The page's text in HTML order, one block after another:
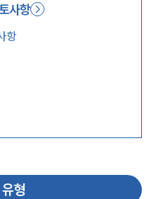
사항
항
형